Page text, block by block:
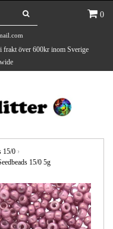
0
frakt över 600kr inom Sverige
15/0 ›
15/0 5g